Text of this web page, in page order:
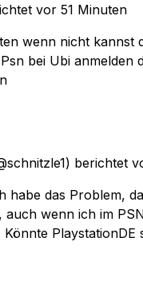
vor 51 Minuten
wenn nicht kannst
bei Ubi anmelden
berichtet
habe das Problem,
auch wenn ich im
PlaystationDE